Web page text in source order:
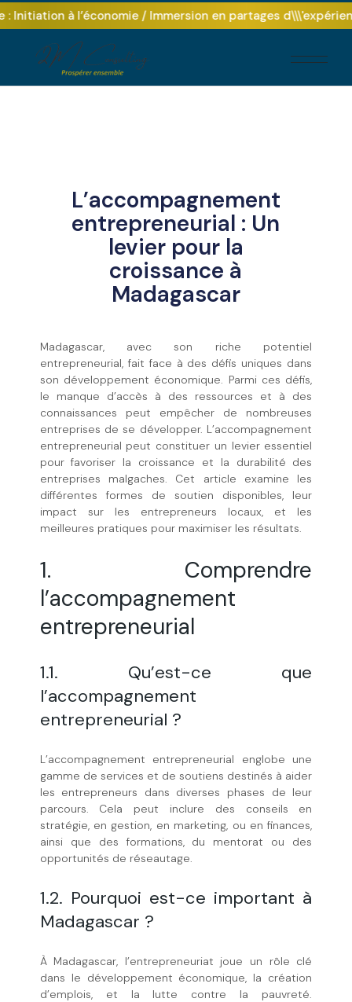
à l’économie / Immersion en partages
L’accompagnement
entrepreneurial : Un
levier pour la
croissance à
Madagascar
Madagascar, avec son riche potentiel
entrepreneurial, fait face à des défis uniques dans
son développement économique. Parmi ces défis,
le manque d’accès à des ressources et à des
connaissances peut empêcher de nombreuses
entreprises de se développer. L’accompagnement
entrepreneurial peut constituer un levier essentiel
pour favoriser la croissance et la durabilité des
entreprises malgaches. Cet article examine les
différentes formes de soutien disponibles, leur
impact sur les entrepreneurs locaux, et les
meilleures pratiques pour maximiser les résultats.
1. Comprendre
l’accompagnement
entrepreneurial
1.1. Qu’est-ce que
l’accompagnement
entrepreneurial ?
L’accompagnement entrepreneurial englobe une
gamme de services et de soutiens destinés à aider
les entrepreneurs dans diverses phases de leur
parcours. Cela peut inclure des conseils en
stratégie, en gestion, en marketing, ou en finances,
ainsi que des formations, du mentorat ou des
opportunités de réseautage.
1.2. Pourquoi est-ce important à
Madagascar ?
À Madagascar, l’entrepreneuriat joue un rôle clé
dans le développement économique, la création
d’emplois, et la lutte contre la pauvreté.